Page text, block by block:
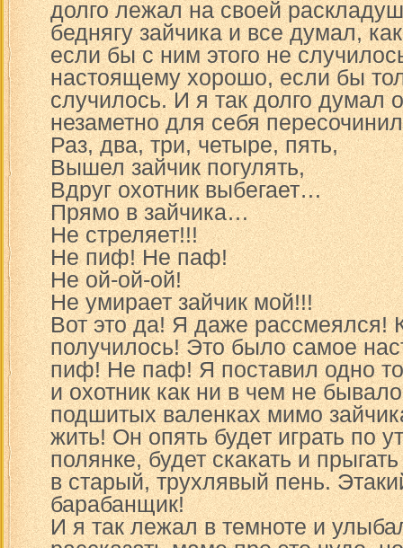
долго лежал на своей
беднягу зайчика и все думал,
если бы с ним этого не
настоящему хорошо, если бы
случилось. И я так долго думал
незаметно для себя
Раз, два, три, четыре, пять,
Вышел зайчик погулять,
Вдруг охотник выбегает…
Прямо в зайчика…
Не стреляет!!!
Не пиф! Не паф!
Не ой-ой-ой!
Не умирает зайчик мой!!!
Вот это да! Я даже рассмеялся!
получилось! Это было самое
пиф! Не паф! Я поставил одно
и охотник как ни в чем не
подшитых валенках мимо
жить! Он опять будет играть по
полянке, будет скакать и
в старый, трухлявый пень.
барабанщик!
И я так лежал в темноте и